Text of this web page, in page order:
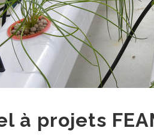
à projets